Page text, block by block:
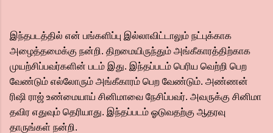
இந்தபடத்தில் என் பங்களிப்பு இல்லாவிட்டாலும் நட்புக்காக
அழைத்தமைக்கு நன்றி. திறமையிருந்தும் அங்கீகாரத்திற்காக
முயற்சிப்பவர்களின் படம் இது. இந்தப்படம் பெரிய வெற்றி பெற
வேண்டும் எல்லோரும் அங்கீகாரம் பெற வேண்டும். அண்ணன்
ரிஷி ராஜ் உண்மையாய் சினிமாவை நேசிப்பவர். அவருக்கு சினிமா
தவிர எதுவும் தெரியாது. இந்தப்படம் ஓடுவதற்கு ஆதரவு
தாருங்கள் நன்றி.